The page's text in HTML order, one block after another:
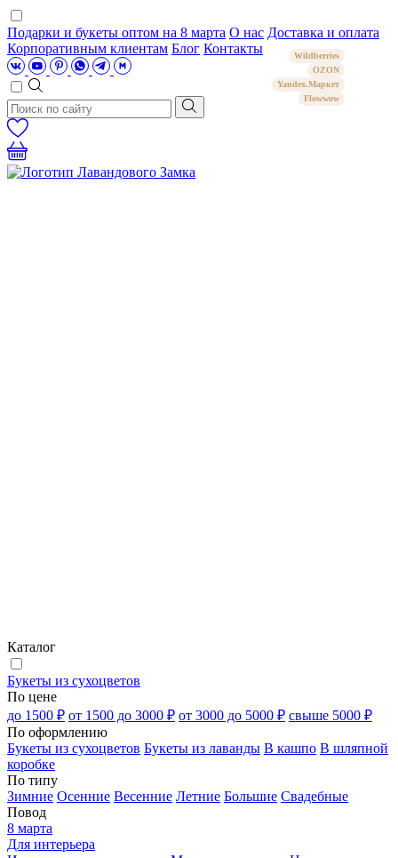
Подарки и букеты оптом на 8 марта О нас Доставка и оплата
Корпоративным клиентам Блог Контакты
Wildberries
OZON
Yandex.Маркет
Flowwow
Каталог
Букеты из сухоцветов
По цене
до 1500 ₽ от 1500 до 3000 ₽ от 3000 до 5000 ₽ свыше 5000 ₽
По оформлению
Букеты из сухоцветов Букеты из лаванды В кашпо В шляпной
коробке
По типу
Зимние Осенние Весенние Летние Большие Свадебные
Повод
8 марта
Для интерьера